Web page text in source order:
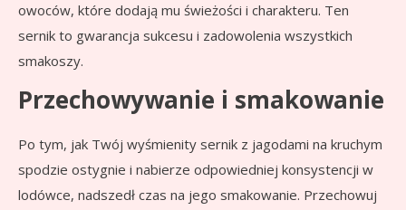
owoców, które dodają mu świeżości i charakteru. Ten
sernik to gwarancja sukcesu i zadowolenia wszystkich
smakoszy.
Przechowywanie i smakowanie
Po tym, jak Twój wyśmienity sernik z jagodami na kruchym
spodzie ostygnie i nabierze odpowiedniej konsystencji w
lodówce, nadszedł czas na jego smakowanie. Przechowuj